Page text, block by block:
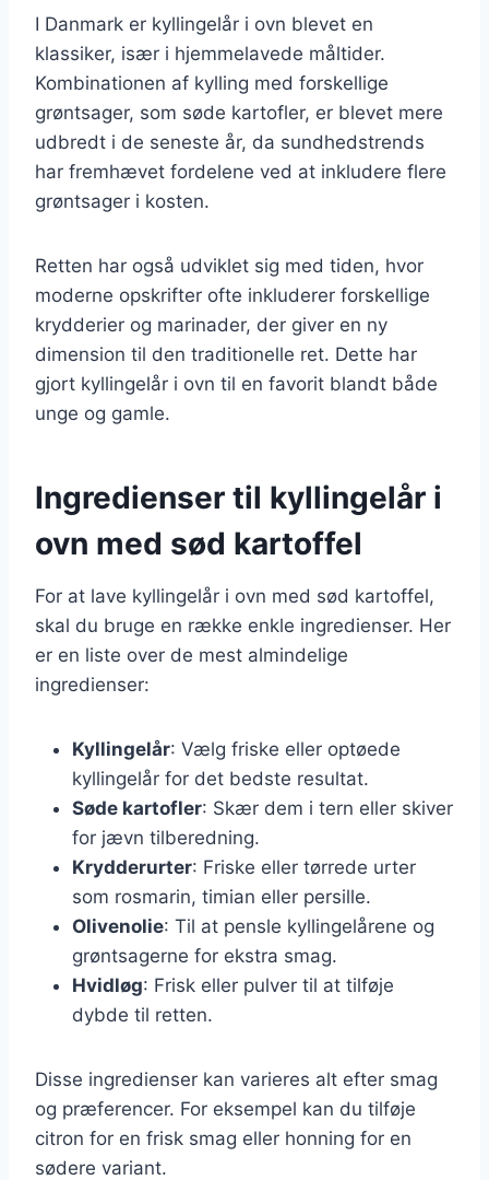
I Danmark er kyllingelår i ovn blevet en
klassiker, især i hjemmelavede måltider.
Kombinationen af kylling med forskellige
grøntsager, som søde kartofler, er blevet mere
udbredt i de seneste år, da sundhedstrends
har fremhævet fordelene ved at inkludere flere
grøntsager i kosten.
Retten har også udviklet sig med tiden, hvor
moderne opskrifter ofte inkluderer forskellige
krydderier og marinader, der giver en ny
dimension til den traditionelle ret. Dette har
gjort kyllingelår i ovn til en favorit blandt både
unge og gamle.
Ingredienser til kyllingelår i
ovn med sød kartoffel
For at lave kyllingelår i ovn med sød kartoffel,
skal du bruge en række enkle ingredienser. Her
er en liste over de mest almindelige
ingredienser:
Kyllingelår: Vælg friske eller optøede
kyllingelår for det bedste resultat.
Søde kartofler: Skær dem i tern eller skiver
for jævn tilberedning.
Krydderurter: Friske eller tørrede urter
som rosmarin, timian eller persille.
Olivenolie: Til at pensle kyllingelårene og
grøntsagerne for ekstra smag.
Hvidløg: Frisk eller pulver til at tilføje
dybde til retten.
Disse ingredienser kan varieres alt efter smag
og præferencer. For eksempel kan du tilføje
citron for en frisk smag eller honning for en
sødere variant.